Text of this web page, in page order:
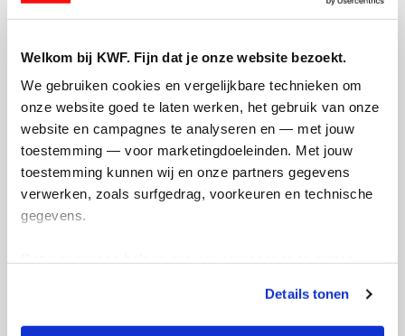
Welkom bij KWF. Fijn dat je onze website bezoekt.
We gebruiken cookies en vergelijkbare technieken om
onze website goed te laten werken, het gebruik van onze
website en campagnes te analyseren en — met jouw
toestemming — voor marketingdoeleinden. Met jouw
toestemming kunnen wij en onze partners gegevens
verwerken, zoals surfgedrag, voorkeuren en technische
gegevens.
tonen. Je kunt je toestemming op elk moment wijzigen of
intrekken via Cookie instellingen onderaan de pagina. De
Details tonen
Creditcard
Referentie
Ik wil bijdragen aan de transactiekosten